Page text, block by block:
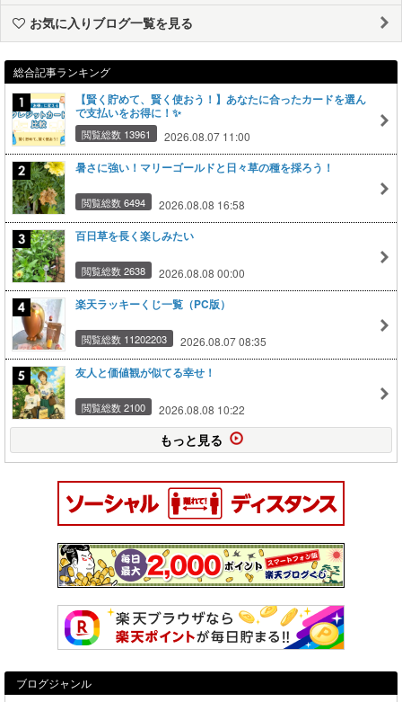
お気に入りブログ一覧を見る
総合記事ランキング
【賢く貯めて、賢く使おう！】あなたに合ったカードを選ん
で支払いをお得に！✨
閲覧総数 13961 2026.08.07 11:00
暑さに強い！マリーゴールドと日々草の種を採ろう！
閲覧総数 6494 2026.08.08 16:58
百日草を長く楽しみたい
閲覧総数 2638 2026.08.08 00:00
楽天ラッキーくじ一覧（PC版）
閲覧総数 11202203 2026.08.07 08:35
友人と価値観が似てる幸せ！
閲覧総数 2100 2026.08.08 10:22
もっと見る
ブログジャンル